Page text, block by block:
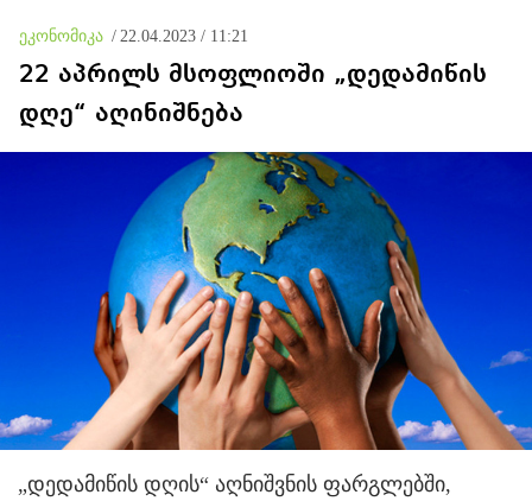
ეკონომიკა / 22.04.2023 / 11:21
22 აპრილს მსოფლიოში „დედამიწის
დღე“ აღინიშნება
„დედამიწის დღის“ აღნიშვნის ფარგლებში,